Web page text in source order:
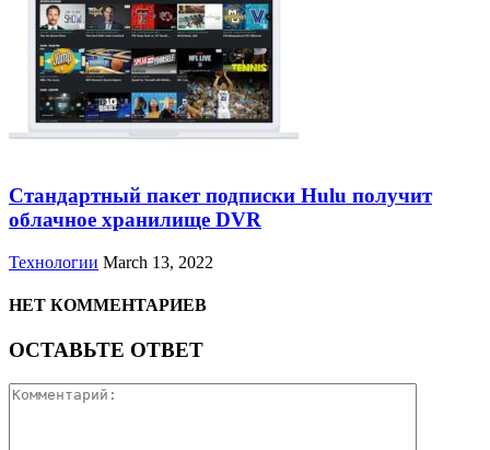
Стандартный пакет подписки Hulu получит
облачное хранилище DVR
Технологии March 13, 2022
НЕТ КОММЕНТАРИЕВ
ОСТАВЬТЕ ОТВЕТ